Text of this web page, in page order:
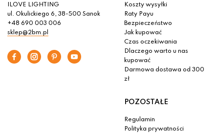
ILOVE LIGHTING
ul. Okulickiego 6, 38-500 Sanok
+48 690 003 006
sklep@2bm.pl
Koszty wysyłki
Raty Payu
Bezpieczeństwo
Jak kupować
Czas oczekiwania
Dlaczego warto u nas
kupować
Darmowa dostawa od 300
zł
POZOSTAŁE
Regulamin
Polityka prywatności